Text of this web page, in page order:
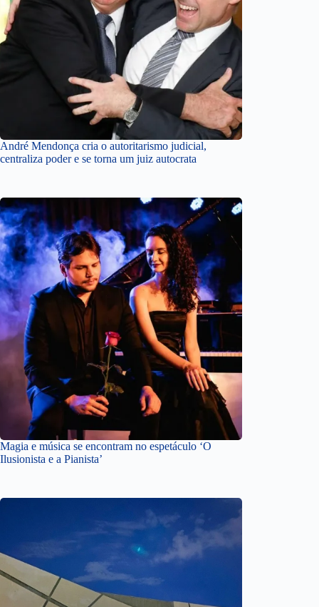
André Mendonça cria o autoritarismo judicial,
centraliza poder e se torna um juiz autocrata
Magia e música se encontram no espetáculo ‘O
Ilusionista e a Pianista’